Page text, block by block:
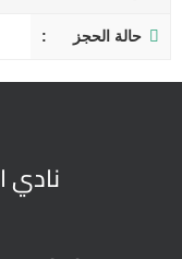
حالة الحجز
نادي